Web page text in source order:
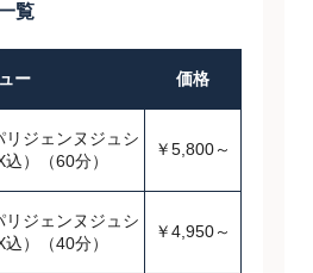
覧
ー 価格
ジェンヌジュシ
）（60分）
￥5,800～
ジェンヌジュシ
）（40分）
￥4,950～